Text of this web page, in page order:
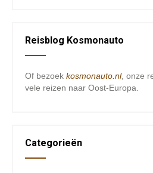
Reisblog Kosmonauto
Of bezoek kosmonauto.nl, onze
vele reizen naar Oost-Europa.
Categorieën